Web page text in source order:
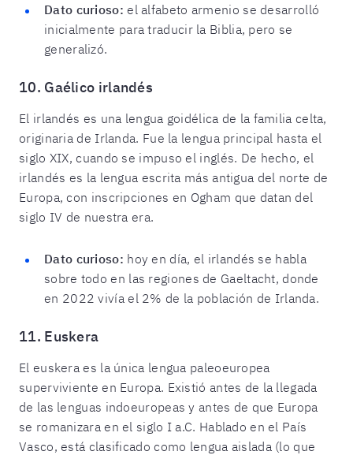
Dato curioso: el alfabeto armenio se desarrolló
inicialmente para traducir la Biblia, pero se
generalizó.
10. Gaélico irlandés
El irlandés es una lengua goidélica de la familia celta,
originaria de Irlanda. Fue la lengua principal hasta el
siglo XIX, cuando se impuso el inglés. De hecho, el
irlandés es la lengua escrita más antigua del norte de
Europa, con inscripciones en Ogham que datan del
siglo IV de nuestra era.
Dato curioso: hoy en día, el irlandés se habla
sobre todo en las regiones de Gaeltacht, donde
en 2022 vivía el 2% de la población de Irlanda.
11. Euskera
El euskera es la única lengua paleoeuropea
superviviente en Europa. Existió antes de la llegada
de las lenguas indoeuropeas y antes de que Europa
se romanizara en el siglo I a.C. Hablado en el País
Vasco, está clasificado como lengua aislada (lo que